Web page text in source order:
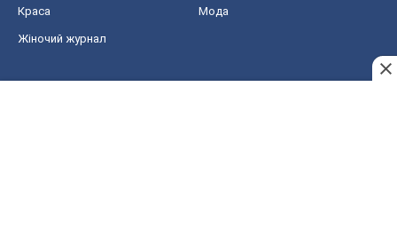
Краса Мода
Жіночий журнал